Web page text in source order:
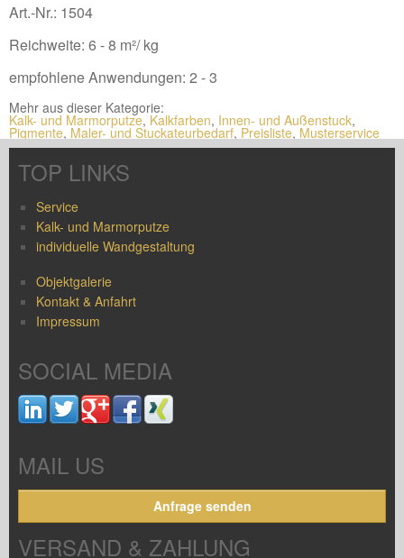
Art.-Nr.: 1504
Reichweite: 6 - 8 m²/ kg
empfohlene Anwendungen: 2 - 3
Mehr aus dieser Kategorie:
Kalk- und Marmorputze, Kalkfarben, Innen- und Außenstuck,
Pigmente, Maler- und Stuckateurbedarf, Preisliste, Musterservice
TOP LINKS
Service
Kalk- und Marmorputze
individuelle Wandgestaltung
Objektgalerie
Kontakt & Anfahrt
Impressum
SOCIAL MEDIA
MAIL US
Anfrage senden
VERSAND & ZAHLUNG